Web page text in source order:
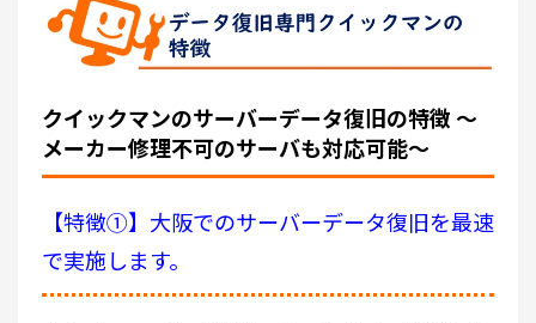
クイックマンのサーバーデータ復旧の特徴 ～
メーカー修理不可のサーバも対応可能～
【特徴①】大阪でのサーバーデータ復旧を最速
で実施します。